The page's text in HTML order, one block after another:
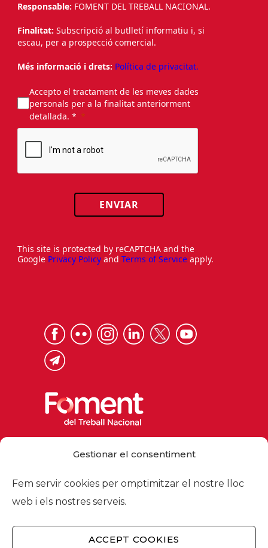
Gestionar el consentiment
Fem servir cookies per omptimitzar el nostre lloc
web i els nostres serveis.
ACCEPT COOKIES
Responsable: FOMENT DEL TREBALL NACIONAL.
Finalitat: Subscripció al butlletí informatiu i, si
escau, per a prospecció comercial.
Més informació i drets: Política de privacitat.
Accepto el tractament de les meves dades
personals per a la finalitat anteriorment
detallada. *
ENVIAR
This site is protected by reCAPTCHA and the
Google Privacy Policy and Terms of Service apply.
foment@foment.com
© 2026 - Foment del Treball Nacional